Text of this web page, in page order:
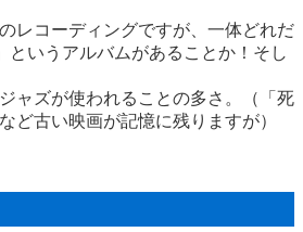
レコーディングですが、一体どれだ
というアルバムがあることか！そし
ャズが使われることの多さ。（「死
ど古い映画が記憶に残りますが）